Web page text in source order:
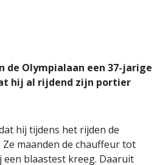
de Olympialaan een 37-jarige
hij al rijdend zijn portier
hij tijdens het rijden de
maanden de chauffeur tot
blaastest kreeg. Daaruit